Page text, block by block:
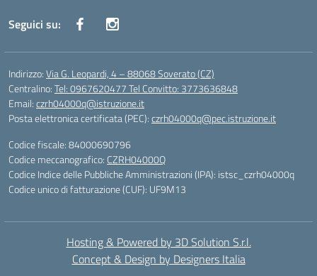
Seguici su:
Indirizzo:Via G. Leopardi, 4 – 88068 Soverato (CZ)
Centralino:Tel: 0967620477 Tel Convitto: 3773636848
Email:czrh04000q@istruzione.it
Posta elettronica certificata (PEC):czrh04000q@pec.istruzione.it
Codice fiscale: 84000690796
Codice meccanografico: CZRH04000Q
Codice Indice delle Pubbliche Amministrazioni (IPA): istsc_czrh04000q
Codice unico di fatturazione (CUF): UF9M13
Hosting & Powered by 3D Solution S.r.l.
Concept & Design by Designers Italia